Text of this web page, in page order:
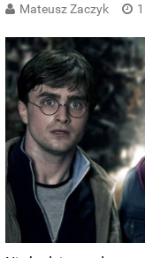
Mateusz Zaczyk